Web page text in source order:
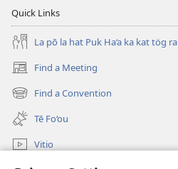
Quick Links
La pō la hat Puk Ha‘a ka kat tӧg ra
Find a Meeting
(opens
new
window)
Find a Convention
(opens
new
window)
Tē Fo‘ou
Vitio